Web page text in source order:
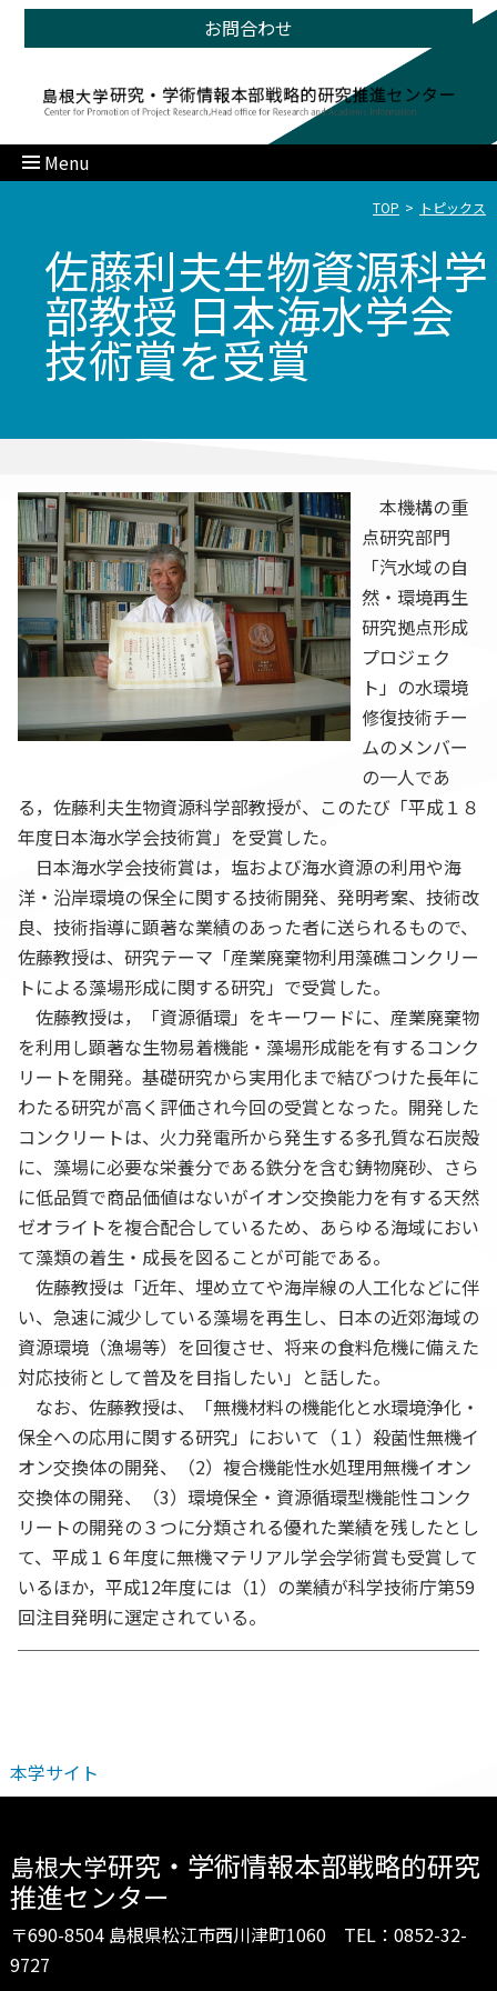
お問合わせ
Menu
TOP トピックス
佐藤利夫生物資源科学
部教授 日本海水学会
技術賞を受賞
本機構の重
点研究部門
「汽水域の自
然・環境再生
研究拠点形成
プロジェク
ト」の水環境
修復技術チー
ムのメンバー
の一人であ
る，佐藤利夫生物資源科学部教授が、このたび「平成１８
年度日本海水学会技術賞」を受賞した。
日本海水学会技術賞は，塩および海水資源の利用や海
洋・沿岸環境の保全に関する技術開発、発明考案、技術改
良、技術指導に顕著な業績のあった者に送られるもので、
佐藤教授は、研究テーマ「産業廃棄物利用藻礁コンクリー
トによる藻場形成に関する研究」で受賞した。
佐藤教授は，「資源循環」をキーワードに、産業廃棄物
を利用し顕著な生物易着機能・藻場形成能を有するコンク
リートを開発。基礎研究から実用化まで結びつけた長年に
わたる研究が高く評価され今回の受賞となった。開発した
コンクリートは、火力発電所から発生する多孔質な石炭殻
に、藻場に必要な栄養分である鉄分を含む鋳物廃砂、さら
に低品質で商品価値はないがイオン交換能力を有する天然
ゼオライトを複合配合しているため、あらゆる海域におい
て藻類の着生・成長を図ることが可能である。
佐藤教授は「近年、埋め立てや海岸線の人工化などに伴
い、急速に減少している藻場を再生し、日本の近郊海域の
資源環境（漁場等）を回復させ、将来の食料危機に備えた
対応技術として普及を目指したい」と話した。
なお、佐藤教授は、「無機材料の機能化と水環境浄化・
保全への応用に関する研究」において（１）殺菌性無機イ
オン交換体の開発、（2）複合機能性水処理用無機イオン
交換体の開発、（3）環境保全・資源循環型機能性コンク
リートの開発の３つに分類される優れた業績を残したとし
て、平成１６年度に無機マテリアル学会学術賞も受賞して
いるほか，平成12年度には（1）の業績が科学技術庁第59
回注目発明に選定されている。
本学サイト
島根大学研究・学術情報本部戦略的研究
推進センター
〒690-8504 島根県松江市西川津町1060 TEL：0852-32-
9727